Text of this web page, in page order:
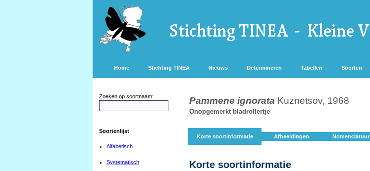
Home Stichting TINEA Nieuws Determineren Tabellen Soorten
Zoeken op soortnaam:
Soortenlijst
Alfabetisch
Systematisch
Pammene ignorata Kuznetsov, 1968
Onopgemerkt bladrollertje
Korte soortinformatie Afbeeldingen Nomenclatuur
Korte soortinformatie